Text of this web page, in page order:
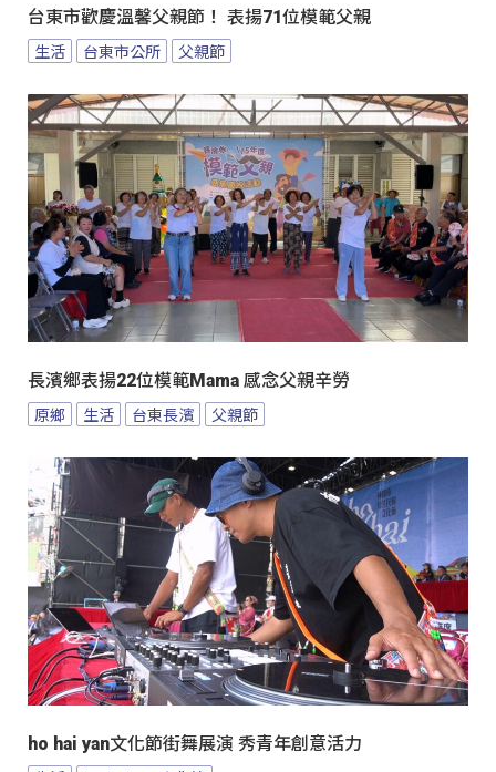
台東市歡慶溫馨父親節！ 表揚71位模範父親
生活 台東市公所 父親節
長濱鄉表揚22位模範Mama 感念父親辛勞
原鄉 生活 台東長濱 父親節
ho hai yan文化節街舞展演 秀青年創意活力